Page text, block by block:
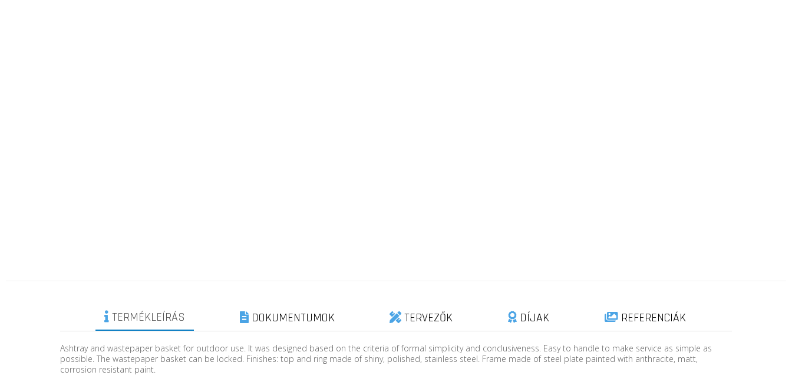
TERMÉKLEÍRÁS DOKUMENTUMOK TERVEZŐK DÍJAK REFERENCIÁK
Ashtray and wastepaper basket for outdoor use. It was designed based on the criteria of formal simplicity and conclusiveness. Easy to handle to make service as simple as
possible. The wastepaper basket can be locked. Finishes: top and ring made of shiny, polished, stainless steel. Frame made of steel plate painted with anthracite, matt,
corrosion resistant paint.